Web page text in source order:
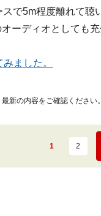
で5m程度離れて
ーディオとしても
ました。
新の内容をご確認ください。
1 2